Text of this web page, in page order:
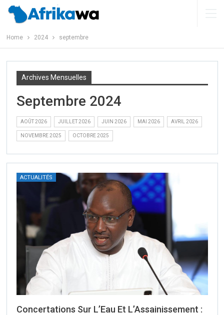
Home 2024 septembre
Archives Mensuelles
Septembre 2024
AOÛT 2026 JUILLET 2026 JUIN 2026 MAI 2026 AVRIL 2026
NOVEMBRE 2025 OCTOBRE 2025
ACTUALITÉS
Concertations Sur L’Eau Et L’Assainissement :